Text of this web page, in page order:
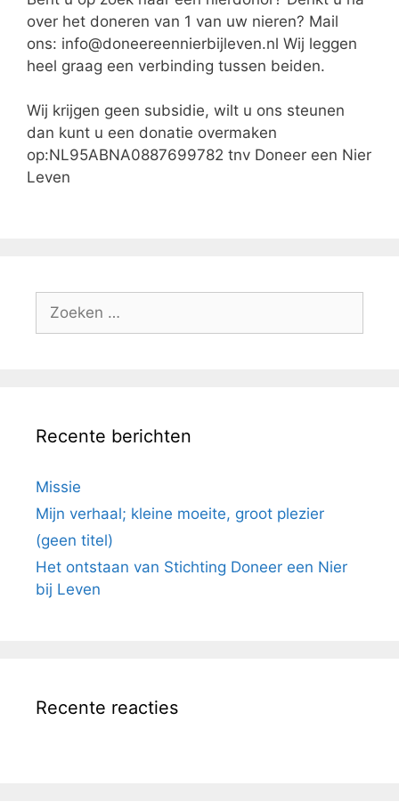
over het doneren van 1 van uw nieren? Mail
ons: info@doneereennierbijleven.nl Wij leggen
heel graag een verbinding tussen beiden.
Wij krijgen geen subsidie, wilt u ons steunen
dan kunt u een donatie overmaken
op:NL95ABNA0887699782 tnv Doneer een Nier
Leven
naar:
Recente berichten
Missie
Mijn verhaal; kleine moeite, groot plezier
(geen titel)
Het ontstaan van Stichting Doneer een Nier
bij Leven
Recente reacties